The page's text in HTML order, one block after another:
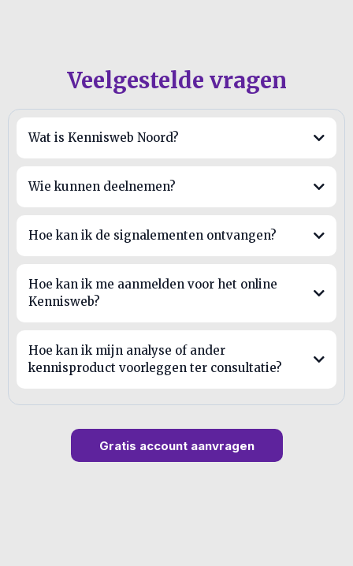
Veelgestelde vragen
Wat is Kennisweb Noord?
Wie kunnen deelnemen?
Hoe kan ik de signalementen ontvangen?
Hoe kan ik me aanmelden voor het online
Kennisweb?
Hoe kan ik mijn analyse of ander
kennisproduct voorleggen ter consultatie?
Gratis account aanvragen